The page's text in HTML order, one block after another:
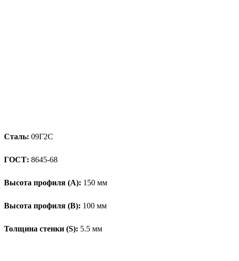
Сталь: 09Г2С
ГОСТ: 8645-68
Высота профиля (А): 150 мм
Высота профиля (B): 100 мм
Толщина стенки (S): 5.5 мм